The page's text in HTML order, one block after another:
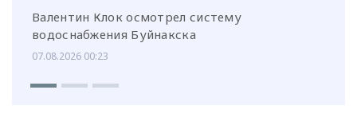
Валентин Клок осмотрел систему
водоснабжения Буйнакска
07.08.2026 00:23